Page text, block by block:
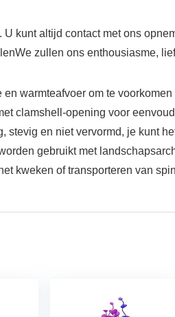
kunt altijd contact met ons
zullen ons enthousiasme,
warmteafvoer om te
clamshell-opening voor
stevig en niet vervormd, je kunt
gebruikt met
kweken of transporteren van